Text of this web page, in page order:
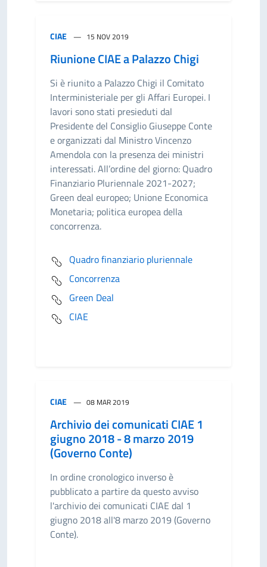
CIAE 15 NOV 2019
Riunione CIAE a Palazzo Chigi
Si è riunito a Palazzo Chigi il Comitato
Interministeriale per gli Affari Europei. I
lavori sono stati presieduti dal
Presidente del Consiglio Giuseppe Conte
e organizzati dal Ministro Vincenzo
Amendola con la presenza dei ministri
interessati. All’ordine del giorno: Quadro
Finanziario Pluriennale 2021-2027;
Green deal europeo; Unione Economica
Monetaria; politica europea della
concorrenza.
Quadro finanziario pluriennale
Concorrenza
Green Deal
CIAE
CIAE 08 MAR 2019
Archivio dei comunicati CIAE 1
giugno 2018 - 8 marzo 2019
(Governo Conte)
In ordine cronologico inverso è
pubblicato a partire da questo avviso
l'archivio dei comunicati CIAE dal 1
giugno 2018 all'8 marzo 2019 (Governo
Conte).